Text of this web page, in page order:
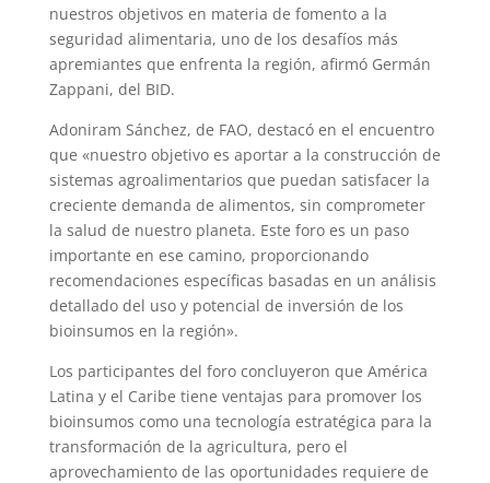
nuestros objetivos en materia de fomento a la
seguridad alimentaria, uno de los desafíos más
apremiantes que enfrenta la región, afirmó Germán
Zappani, del BID.
Adoniram Sánchez, de FAO, destacó en el encuentro
que «nuestro objetivo es aportar a la construcción de
sistemas agroalimentarios que puedan satisfacer la
creciente demanda de alimentos, sin comprometer
la salud de nuestro planeta. Este foro es un paso
importante en ese camino, proporcionando
recomendaciones específicas basadas en un análisis
detallado del uso y potencial de inversión de los
bioinsumos en la región».
Los participantes del foro concluyeron que América
Latina y el Caribe tiene ventajas para promover los
bioinsumos como una tecnología estratégica para la
transformación de la agricultura, pero el
aprovechamiento de las oportunidades requiere de